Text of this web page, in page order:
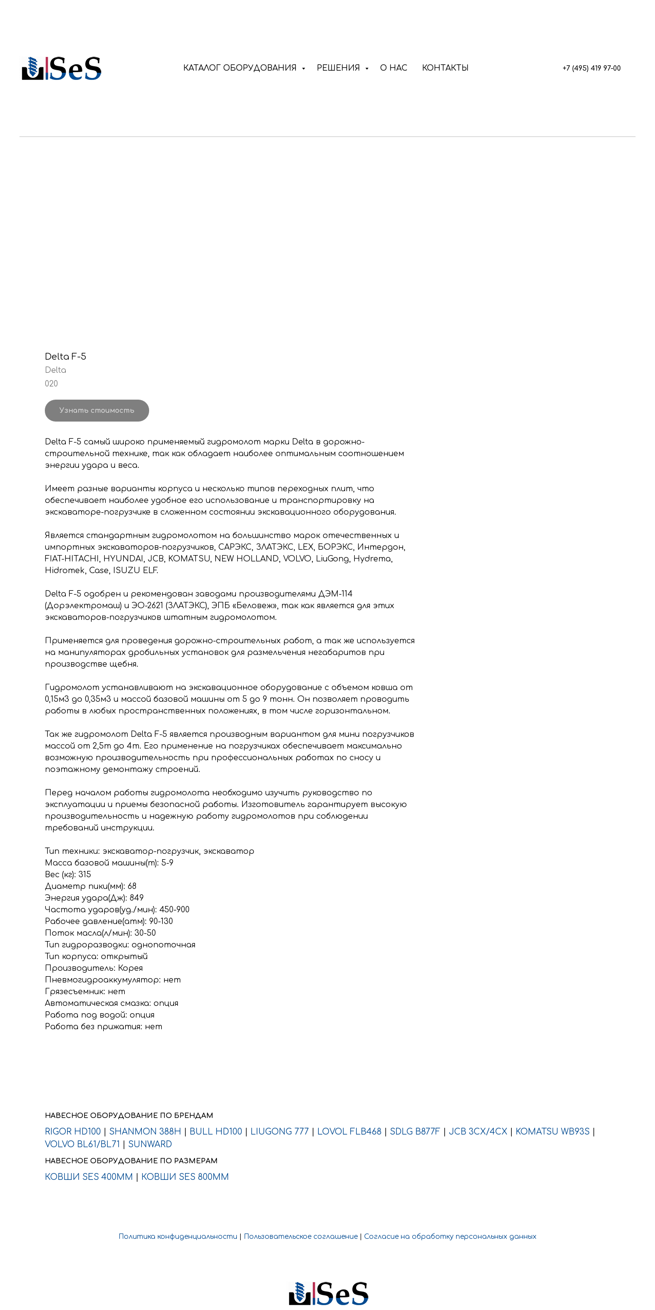
КАТАЛОГ ОБОРУДОВАНИЯ РЕШЕНИЯ О НАС КОНТАКТЫ +7 (495) 419 97-00
Delta F-5
Delta
020
Узнать стоимость
Delta F-5 самый широко применяемый гидромолот марки Delta в дорожно-
строительной технике, так как обладает наиболее оптимальным соотношением
энергии удара и веса.
Имеет разные варианты корпуса и несколько типов переходных плит, что
обеспечивает наиболее удобное его использование и транспортировку на
экскаваторе-погрузчике в сложенном состоянии экскавационного оборудования.
Является стандартным гидромолотом на большинство марок отечественных и
импортных экскаваторов-погрузчиков, САРЭКС, ЗЛАТЭКС, LEX, БОРЭКС, Интердон,
FIAT-HITACHI, HYUNDAI, JCB, KOMATSU, NEW HOLLAND, VOLVO, LiuGong, Hydrema,
Hidromek, Case, ISUZU ELF.
Delta F-5 одобрен и рекомендован заводами производителями ДЭМ-114
(Дорэлектромаш) и ЭО-2621 (ЗЛАТЭКС), ЭПБ «Беловеж», так как является для этих
экскаваторов-погрузчиков штатным гидромолотом.
Применяется для проведения дорожно-строительных работ, а так же используется
на манипуляторах дробильных установок для размельчения негабаритов при
производстве щебня.
Гидромолот устанавливают на экскавационное оборудование с объемом ковша от
0,15м3 до 0,35м3 и массой базовой машины от 5 до 9 тонн. Он позволяет проводить
работы в любых пространственных положениях, в том числе горизонтальном.
Так же гидромолот Delta F-5 является производным вариантом для мини погрузчиков
массой от 2,5т до 4т. Его применение на погрузчиках обеспечивает максимально
возможную производительность при профессиональных работах по сносу и
поэтажному демонтажу строений.
Перед началом работы гидромолота необходимо изучить руководство по
эксплуатации и приемы безопасной работы. Изготовитель гарантирует высокую
производительность и надежную работу гидромолотов при соблюдении
требований инструкции.
Тип техники: экскаватор-погрузчик, экскаватор
Масса базовой машины(т): 5-9
Вес (кг): 315
Диаметр пики(мм): 68
Энергия удара(Дж): 849
Частота ударов(уд./мин): 450-900
Рабочее давление(атм): 90-130
Поток масла(л/мин): 30-50
Тип гидроразводки: однопоточная
Тип корпуса: открытый
Производитель: Корея
Пневмогидроаккумулятор: нет
Грязесъемник: нет
Автоматическая смазка: опция
Работа под водой: опция
Работа без прижатия: нет
НАВЕСНОЕ ОБОРУДОВАНИЕ ПО БРЕНДАМ
RIGOR HD100 SHANMON 388H BULL HD100 LIUGONG 777 LOVOL FLB468 SDLG B877F JCB 3CX/4CX KOMATSU WB93S
VOLVO BL61/BL71
SUNWARD
НАВЕСНОЕ ОБОРУДОВАНИЕ ПО РАЗМЕРАМ
КОВШИ SES 400ММ КОВШИ SES 800ММ
Политика конфиденциальности Пользовательское соглашение Согласие на обработку персональных данных